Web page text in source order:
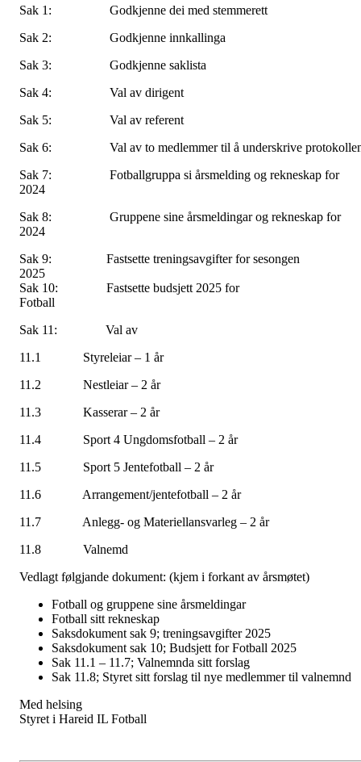
Sak 1: Godkjenne dei med stemmerett
Sak 2: Godkjenne innkallinga
Sak 3: Godkjenne saklista
Sak 4: Val av dirigent
Sak 5: Val av referent
Sak 6: Val av to medlemmer til å underskrive
Sak 7: Fotballgruppa si årsmelding og rekneskap for
2024
Sak 8: Gruppene sine årsmeldingar og rekneskap for
2024
Sak 9: Fastsette treningsavgifter for sesongen
2025
Sak 10: Fastsette budsjett 2025 for
Fotball
Sak 11: Val av
11.1 Styreleiar – 1 år
11.2 Nestleiar – 2 år
11.3 Kasserar – 2 år
11.4 Sport 4 Ungdomsfotball – 2 år
11.5 Sport 5 Jentefotball – 2 år
11.6 Arrangement/jentefotball – 2 år
11.7 Anlegg- og Materiellansvarleg – 2 år
11.8 Valnemd
Vedlagt følgjande dokument: (kjem i forkant av årsmøtet)
Fotball og gruppene sine årsmeldingar
Fotball sitt rekneskap
Saksdokument sak 9; treningsavgifter 2025
Saksdokument sak 10; Budsjett for Fotball 2025
Sak 11.1 – 11.7; Valnemnda sitt forslag
Sak 11.8; Styret sitt forslag til nye medlemmer til valnemnd
Med helsing
Styret i Hareid IL Fotball